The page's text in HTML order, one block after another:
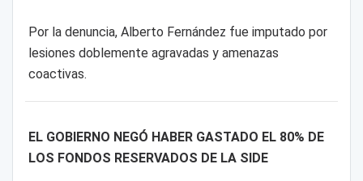
Por la denuncia, Alberto Fernández fue imputado por
lesiones doblemente agravadas y amenazas
coactivas.
EL GOBIERNO NEGÓ HABER GASTADO EL 80% DE
LOS FONDOS RESERVADOS DE LA SIDE